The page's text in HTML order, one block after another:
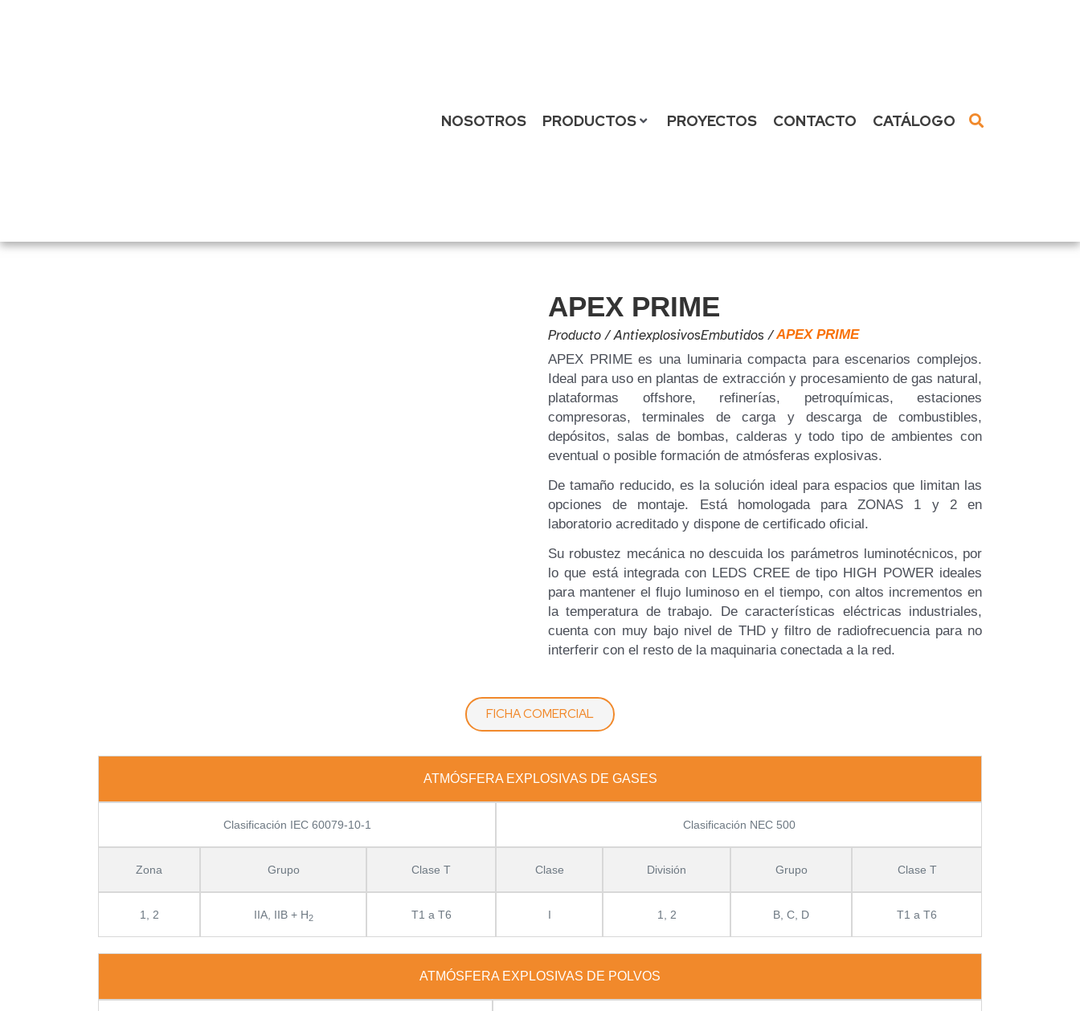
NOSOTROS PRODUCTOS PROYECTOS CONTACTO CATÁLOGO
APEX PRIME
Producto /AntiexplosivosEmbutidos/ APEX PRIME
APEX PRIME es una luminaria compacta para escenarios complejos.
Ideal para uso en plantas de extracción y procesamiento de gas natural,
plataformas offshore, refinerías, petroquímicas, estaciones
compresoras, terminales de carga y descarga de combustibles,
depósitos, salas de bombas, calderas y todo tipo de ambientes con
eventual o posible formación de atmósferas explosivas.
De tamaño reducido, es la solución ideal para espacios que limitan las
opciones de montaje. Está homologada para ZONAS 1 y 2 en
laboratorio acreditado y dispone de certificado oficial.
Su robustez mecánica no descuida los parámetros luminotécnicos, por
lo que está integrada con LEDS CREE de tipo HIGH POWER ideales
para mantener el flujo luminoso en el tiempo, con altos incrementos en
la temperatura de trabajo. De características eléctricas industriales,
cuenta con muy bajo nivel de THD y filtro de radiofrecuencia para no
interferir con el resto de la maquinaria conectada a la red.
FICHA COMERCIAL
ATMÓSFERA EXPLOSIVAS DE GASES
Clasificación IEC 60079-10-1 Clasificación NEC 500
Zona Grupo Clase T Clase División Grupo Clase T
1, 2 IIA, IIB + H2 T1 a T6 I 1, 2 B, C, D T1 a T6
ATMÓSFERA EXPLOSIVAS DE POLVOS